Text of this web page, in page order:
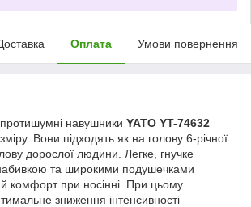
Оплата Умови повернення
протишумні навушники YATO YT-74632
Вони підходять як на голову 6-річної
дорослої людини. Легке, гнучке
та широкими подушечками
комфорт при носінні. При цьому
зниження інтенсивності